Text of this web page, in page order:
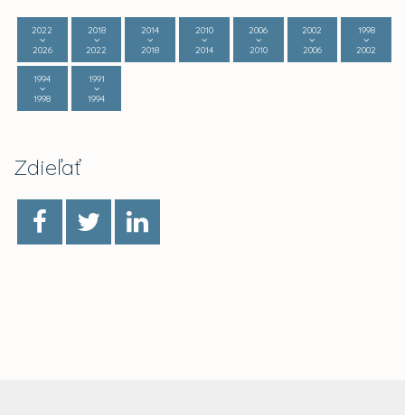
2022
2026
2018
2022
2014
2018
2010
2014
2006
2010
2002
2006
1998
2002
1994
1998
1991
1994
Zdieľať